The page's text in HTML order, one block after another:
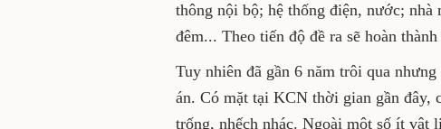
thông nội bộ; hệ thống điện, nước;
đêm... Theo tiến độ đề ra sẽ hoàn
Tuy nhiên đã gần 6 năm trôi qua
án. Có mặt tại KCN thời gian gần đây,
trống, nhếch nhác. Ngoài một số ít vật